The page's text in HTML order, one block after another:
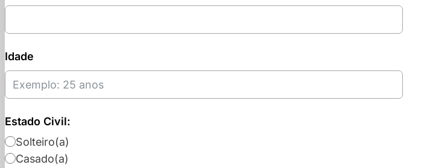
Idade
Estado Civil:
Solteiro(a)
Casado(a)